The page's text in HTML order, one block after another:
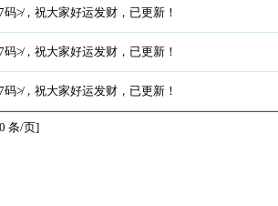
≯，祝大家好运发财，已更新！
≯，祝大家好运发财，已更新！
≯，祝大家好运发财，已更新！
条/页]